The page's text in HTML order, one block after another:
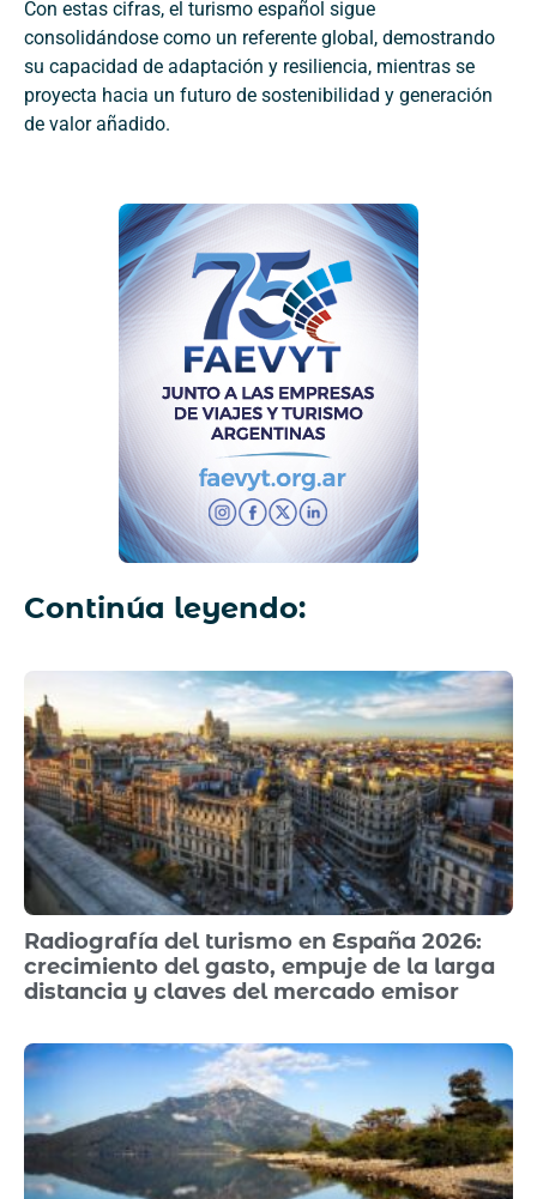
Con estas cifras, el turismo español sigue
consolidándose como un referente global, demostrando
su capacidad de adaptación y resiliencia, mientras se
proyecta hacia un futuro de sostenibilidad y generación
de valor añadido.
Continúa leyendo:
Radiografía del turismo en España 2026:
crecimiento del gasto, empuje de la larga
distancia y claves del mercado emisor